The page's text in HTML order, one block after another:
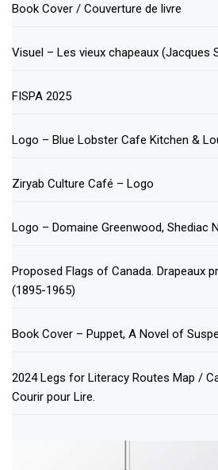
Book Cover / Couverture de livre
Visuel – Les vieux chapeaux (Jacques
FISPA 2025
Logo – Blue Lobster Cafe Kitchen &
Ziryab Culture Café – Logo
Logo – Domaine Greenwood, Shediac
Proposed Flags of Canada. Drapeaux
(1895-1965)
Book Cover – Puppet, A Novel of
2024 Legs for Literacy Routes Map /
Courir pour Lire.